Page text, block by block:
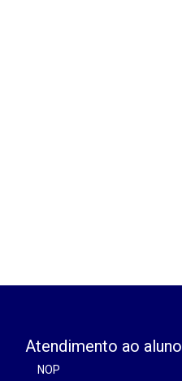
Atendimento ao aluno
NOP